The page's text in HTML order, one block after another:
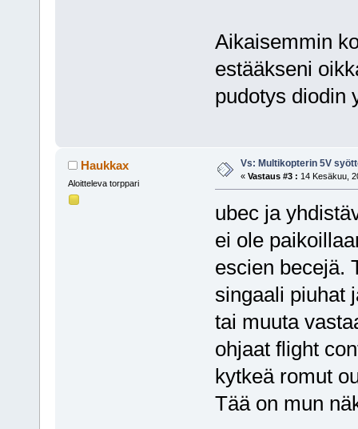
Aikaisemmin
estääkseni
pudotys diodin
Haukkax
Aloitteleva torppari
Vs: Multikopterin 5V
« Vastaus #3 : 14 Kesäkuu,
ubec ja
ei ole
escien becejä.
singaali piuhat
tai muuta
ohjaat flight
kytkeä romut
Tää on mun